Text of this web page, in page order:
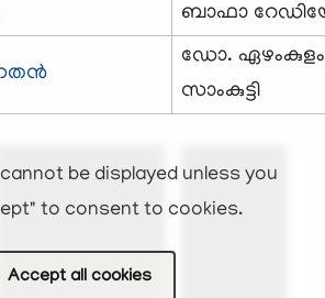
ബാഫാ
ഡോ. ഏഴംകുളം
സാംകുട്ടി
be displayed unless you
to consent to cookies.
Accept all cookies